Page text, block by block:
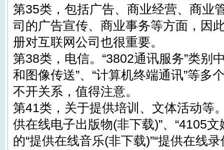
第35类，包括广告、商业经营、商业
司的广告宣传、商业事务等方面，因
册对互联网公司也很重要。
第38类，电信。“3802通讯服务”类别
和图像传送”、“计算机终端通讯”等多
不开关系，值得注意。
第41类，关于提供培训、文体活动等
供在线电子出版物(非下载)”、“4105
的“提供在线音乐(非下载)”“提供在线